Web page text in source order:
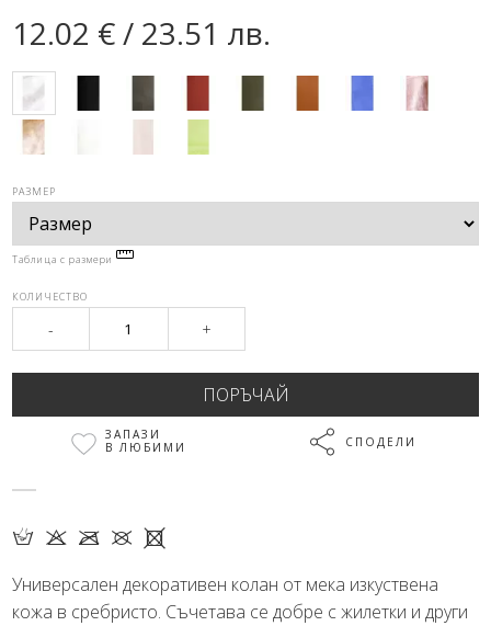
12.02 € / 23.51 лв.
РАЗМЕР
Таблица с размери
КОЛИЧЕСТВО
- +
ЗАПАЗИ
В ЛЮБИМИ
СПОДЕЛИ
H K O U X
Универсален декоративен колан от мека изкуствена
кожа в сребристо. Съчетава се добре с жилетки и други